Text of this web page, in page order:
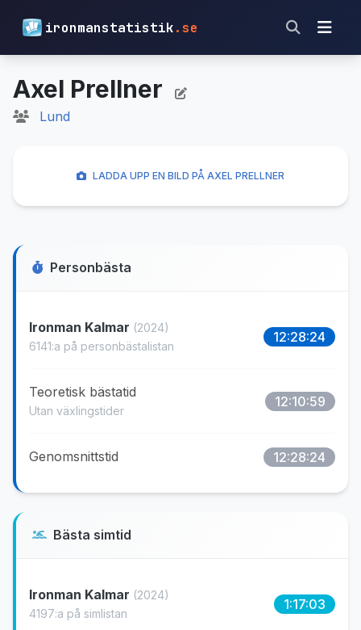
ironmanstatistik.se
Axel Prellner
Lund
Personbästa
Ironman Kalmar (2024)
6141:a på personbästalistan
12:28:24
Teoretisk bästatid
Utan växlingstider
12:10:59
Genomsnittstid 12:28:24
Bästa simtid
Ironman Kalmar (2024)
4197:a på simlistan
1:17:03
LADDA UPP EN BILD PÅ AXEL PRELLNER